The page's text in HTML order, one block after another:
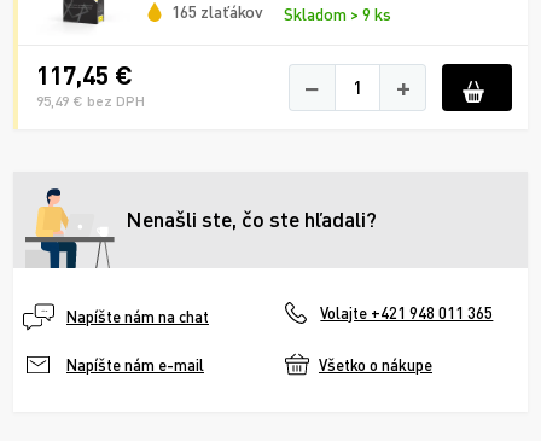
165 zlaťákov Skladom > 9 ks
117,45 €
95,49 € bez DPH − +
Nenašli ste, čo ste hľadali?
Napíšte nám na chat Volajte +421 948 011 365
Napíšte nám e-mail Všetko o nákupe